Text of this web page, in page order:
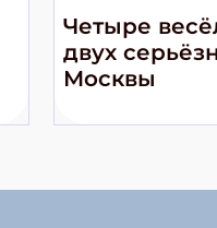
Четыре
двух
Москвы